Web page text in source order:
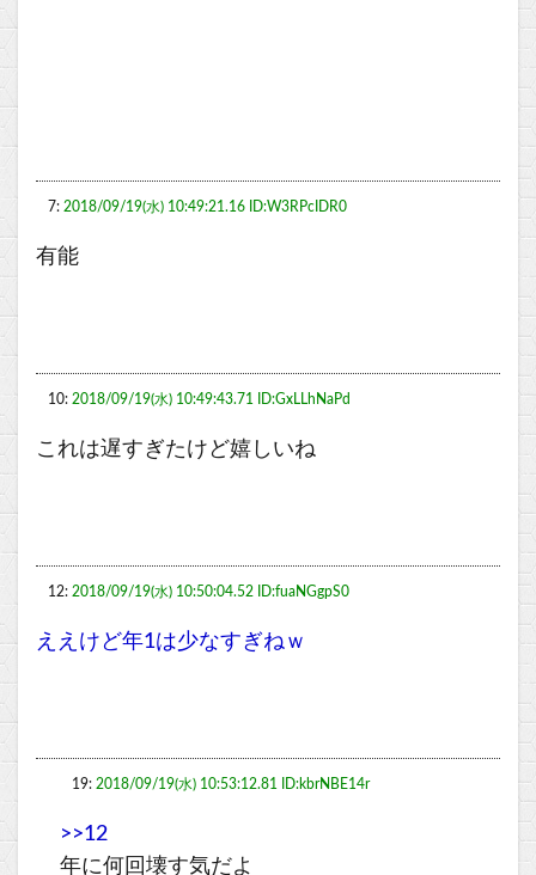
7: 2018/09/19(水) 10:49:21.16 ID:W3RPcIDR0
有能
10: 2018/09/19(水) 10:49:43.71 ID:GxLLhNaPd
これは遅すぎたけど嬉しいね
12: 2018/09/19(水) 10:50:04.52 ID:fuaNGgpS0
ええけど年1は少なすぎねｗ
19: 2018/09/19(水) 10:53:12.81 ID:kbrNBE14r
>>12
年に何回壊す気だよ